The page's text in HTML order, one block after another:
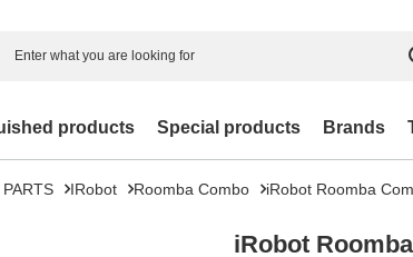
products Special products Brands
IRobot Roomba Combo iRobot Roomba
iRobot